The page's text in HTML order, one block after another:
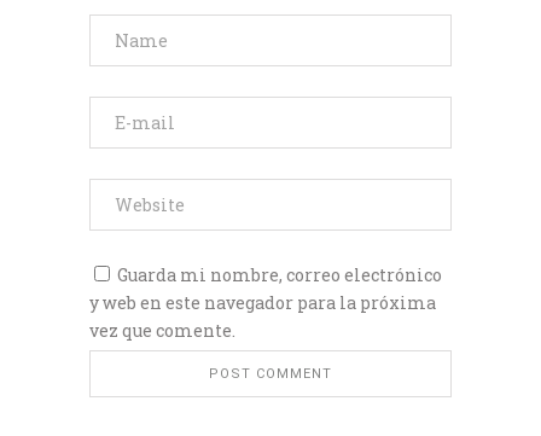
Guarda mi nombre, correo electrónico
y web en este navegador para la próxima
vez que comente.